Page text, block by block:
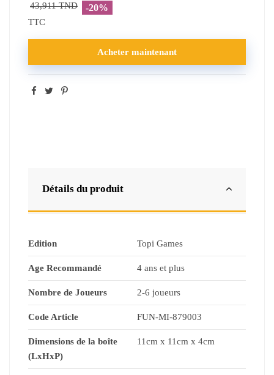
43,911 TND -20%
TTC
Acheter maintenant
Détails du produit
Edition Topi Games
Age Recommandé 4 ans et plus
Nombre de Joueurs 2-6 joueurs
Code Article FUN-MI-879003
Dimensions de la boîte
(LxHxP)
11cm x 11cm x 4cm